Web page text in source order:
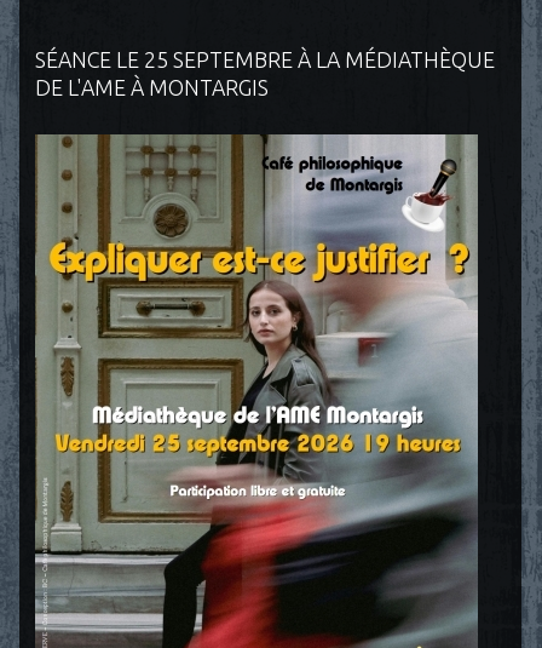
SÉANCE LE 25 SEPTEMBRE À LA MÉDIATHÈQUE
DE L'AME À MONTARGIS